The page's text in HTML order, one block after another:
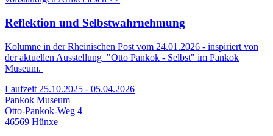
Reflektion und Selbstwahrnehmung
Kolumne in der Rheinischen Post vom 24.01.2026 - inspiriert von
der aktuellen Ausstellung "Otto Pankok - Selbst" im Pankok
Museum.
Laufzeit 25.10.2025 - 05.04.2026
Pankok Museum
Otto-Pankok-Weg 4
46569 Hünxe